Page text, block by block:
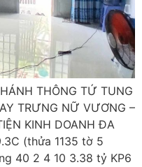
THÔNG TỨ TUNG
TRƯNG NỮ VƯƠNG –
KINH DOANH ĐA
(thửa 1135 tờ 5
40 2 4 10 3.38 tỷ KP6